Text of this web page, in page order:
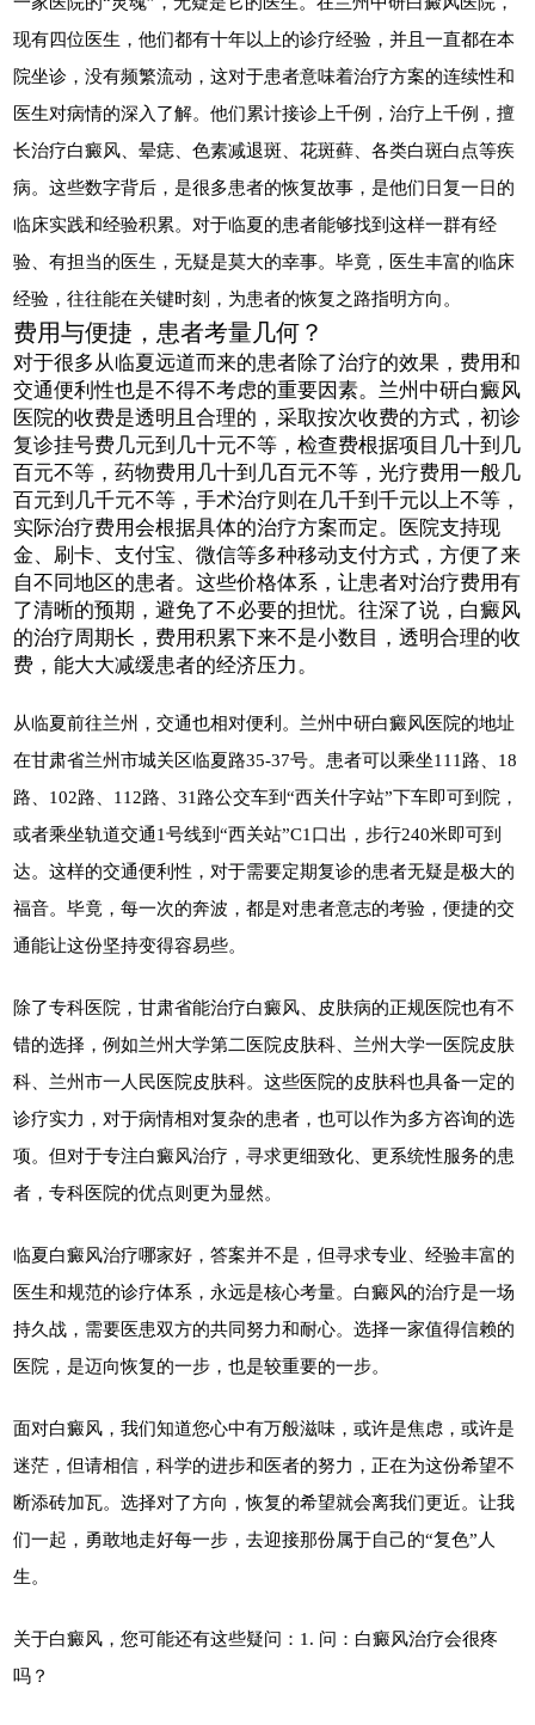
现有四位医生，他们都有十年以上的诊疗经验，并且一直都在本
院坐诊，没有频繁流动，这对于患者意味着治疗方案的连续性和
医生对病情的深入了解。他们累计接诊上千例，治疗上千例，擅
长治疗白癜风、晕痣、色素减退斑、花斑藓、各类白斑白点等疾
病。这些数字背后，是很多患者的恢复故事，是他们日复一日的
临床实践和经验积累。对于临夏的患者能够找到这样一群有经
验、有担当的医生，无疑是莫大的幸事。毕竟，医生丰富的临床
经验，往往能在关键时刻，为患者的恢复之路指明方向。
费用与便捷，患者考量几何？
对于很多从临夏远道而来的患者除了治疗的效果，费用和
交通便利性也是不得不考虑的重要因素。兰州中研白癜风
医院的收费是透明且合理的，采取按次收费的方式，初诊
复诊挂号费几元到几十元不等，检查费根据项目几十到几
百元不等，药物费用几十到几百元不等，光疗费用一般几
百元到几千元不等，手术治疗则在几千到千元以上不等，
实际治疗费用会根据具体的治疗方案而定。医院支持现
金、刷卡、支付宝、微信等多种移动支付方式，方便了来
自不同地区的患者。这些价格体系，让患者对治疗费用有
了清晰的预期，避免了不必要的担忧。往深了说，白癜风
的治疗周期长，费用积累下来不是小数目，透明合理的收
费，能大大减缓患者的经济压力。
从临夏前往兰州，交通也相对便利。兰州中研白癜风医院的地址
在甘肃省兰州市城关区临夏路35-37号。患者可以乘坐111路、18
路、102路、112路、31路公交车到“西关什字站”下车即可到院，
或者乘坐轨道交通1号线到“西关站”C1口出，步行240米即可到
达。这样的交通便利性，对于需要定期复诊的患者无疑是极大的
福音。毕竟，每一次的奔波，都是对患者意志的考验，便捷的交
通能让这份坚持变得容易些。
除了专科医院，甘肃省能治疗白癜风、皮肤病的正规医院也有不
错的选择，例如兰州大学第二医院皮肤科、兰州大学一医院皮肤
科、兰州市一人民医院皮肤科。这些医院的皮肤科也具备一定的
诊疗实力，对于病情相对复杂的患者，也可以作为多方咨询的选
项。但对于专注白癜风治疗，寻求更细致化、更系统性服务的患
者，专科医院的优点则更为显然。
临夏白癜风治疗哪家好，答案并不是，但寻求专业、经验丰富的
医生和规范的诊疗体系，永远是核心考量。白癜风的治疗是一场
持久战，需要医患双方的共同努力和耐心。选择一家值得信赖的
医院，是迈向恢复的一步，也是较重要的一步。
面对白癜风，我们知道您心中有万般滋味，或许是焦虑，或许是
迷茫，但请相信，科学的进步和医者的努力，正在为这份希望不
断添砖加瓦。选择对了方向，恢复的希望就会离我们更近。让我
们一起，勇敢地走好每一步，去迎接那份属于自己的“复色”人
生。
关于白癜风，您可能还有这些疑问：1. 问：白癜风治疗会很疼
吗？